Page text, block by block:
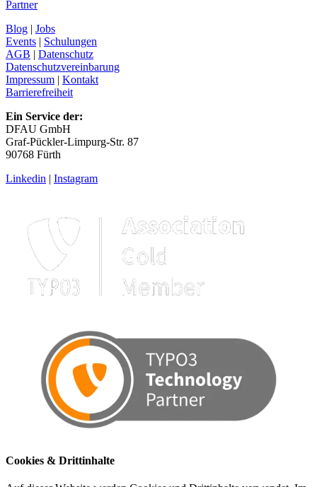
Partner
Blog | Jobs
Events | Schulungen
AGB | Datenschutz
Datenschutzvereinbarung
Impressum | Kontakt
Barrierefreiheit
Ein Service der:
DFAU GmbH
Graf-Pückler-Limpurg-Str. 87
90768 Fürth
Linkedin | Instagram
Cookies & Drittinhalte